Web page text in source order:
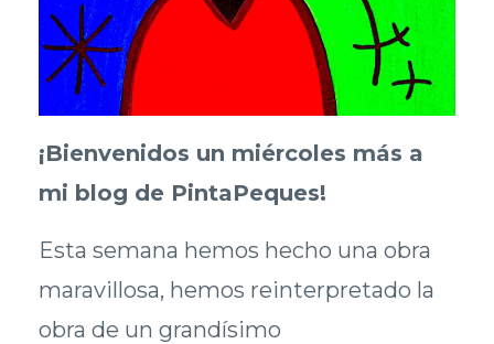
¡Bienvenidos un miércoles más a
mi blog de PintaPeques!
Esta semana hemos hecho una obra
maravillosa, hemos reinterpretado la
obra de un grandísimo